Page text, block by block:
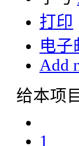
打印
电子
Add
给本项
1